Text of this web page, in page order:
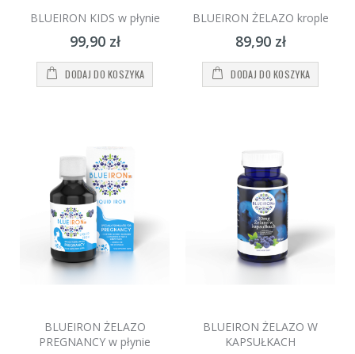
BLUEIRON KIDS w płynie
99,90 zł
DODAJ DO KOSZYKA
BLUEIRON ŻELAZO krople
89,90 zł
DODAJ DO KOSZYKA
BLUEIRON ŻELAZO
PREGNANCY w płynie
BLUEIRON ŻELAZO W
KAPSUŁKACH